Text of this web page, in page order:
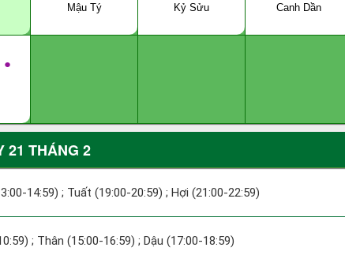
Mậu Tý
Kỷ Sửu
Canh Dần
●
21 THÁNG 2
14:59) ; Tuất (19:00-20:59) ; Hợi (21:00-22:59)
; Thân (15:00-16:59) ; Dậu (17:00-18:59)